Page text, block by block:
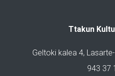
Ttakun
Geltoki kalea 4,
943 37